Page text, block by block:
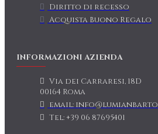
Diritto di recesso
Acquista Buono Regalo
INFORMAZIONI AZIENDA
Via dei Carraresi, 18D
00164 Roma
email:
Tel: +39 06 87695401